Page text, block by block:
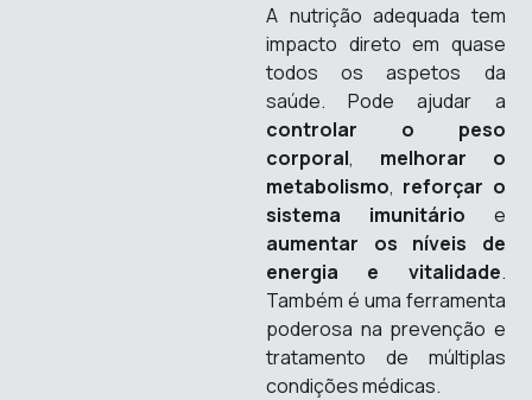
A nutrição adequada tem
impacto direto em quase
todos os aspetos da
saúde. Pode ajudar a
controlar o peso
corporal, melhorar o
metabolismo, reforçar o
sistema imunitário e
aumentar os níveis de
energia e vitalidade.
Também é uma ferramenta
poderosa na prevenção e
tratamento de múltiplas
condições médicas.